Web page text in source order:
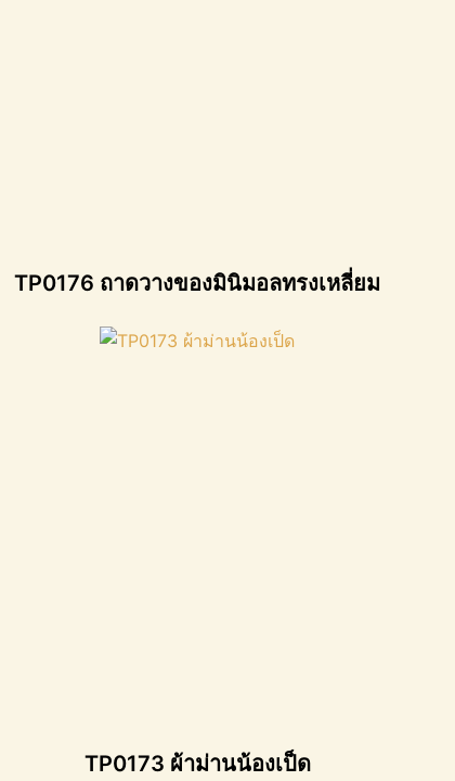
TP0176 ถาดวางของมินิมอลทรงเหลี่ยม
TP0173 ผ้าม่านน้องเป็ด